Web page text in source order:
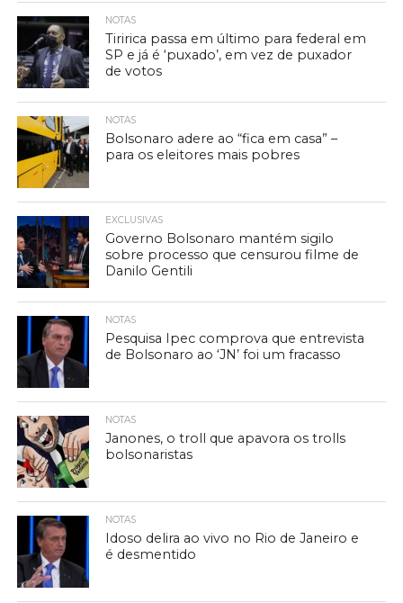
NOTAS
Tiririca passa em último para federal em
SP e já é ‘puxado’, em vez de puxador
de votos
NOTAS
Bolsonaro adere ao “fica em casa” –
para os eleitores mais pobres
EXCLUSIVAS
Governo Bolsonaro mantém sigilo
sobre processo que censurou filme de
Danilo Gentili
NOTAS
Pesquisa Ipec comprova que entrevista
de Bolsonaro ao ‘JN’ foi um fracasso
NOTAS
Janones, o troll que apavora os trolls
bolsonaristas
NOTAS
Idoso delira ao vivo no Rio de Janeiro e
é desmentido